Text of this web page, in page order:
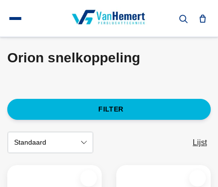
Terug naar home
Snelkoppelingen
Orion snelkoppeling
FILTER
Lijst